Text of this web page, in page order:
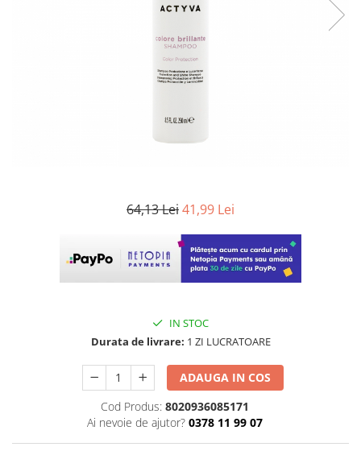
64,13 Lei41,99 Lei
IN STOC
Durata de livrare: 1 ZI LUCRATOARE
ADAUGA IN COS
Cod Produs: 8020936085171
Ai nevoie de ajutor? 0378 11 99 07